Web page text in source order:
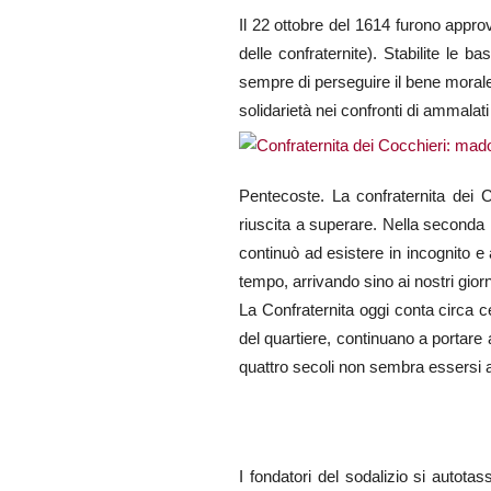
Il 22 ottobre del 1614 furono
delle confraternite). Stabilite le
sempre di perseguire il bene
solidarietà nei confronti di
Pentecoste. La confraternita dei
riuscita a superare. Nella
continuò ad esistere in incognito
tempo, arrivando sino ai nostri
La Confraternita oggi conta circa
del quartiere, continuano a
quattro secoli non sembra essersi
I fondatori del sodalizio si